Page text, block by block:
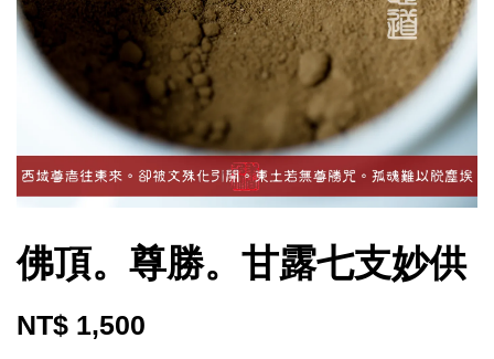
佛頂。尊勝。甘露七支妙供
NT$ 1,500